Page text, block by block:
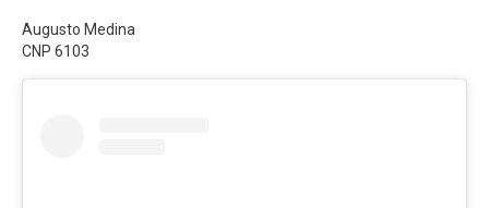
Augusto Medina
CNP 6103